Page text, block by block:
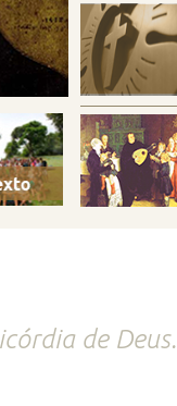
de Deus.